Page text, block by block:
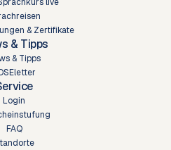
live
& Zertifikate
& Tipps
& Tipps
Login
FAQ